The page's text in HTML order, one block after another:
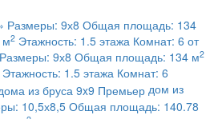
Размеры: 9х8 Общая площадь: 134
м2 Этажность: 1.5 этажа Комнат: 6 от
Размеры: 9х8 Общая площадь: 134 м2
Этажность: 1.5 этажа Комнат: 6
дом из
10,5х8,5 Общая площадь: 140.78